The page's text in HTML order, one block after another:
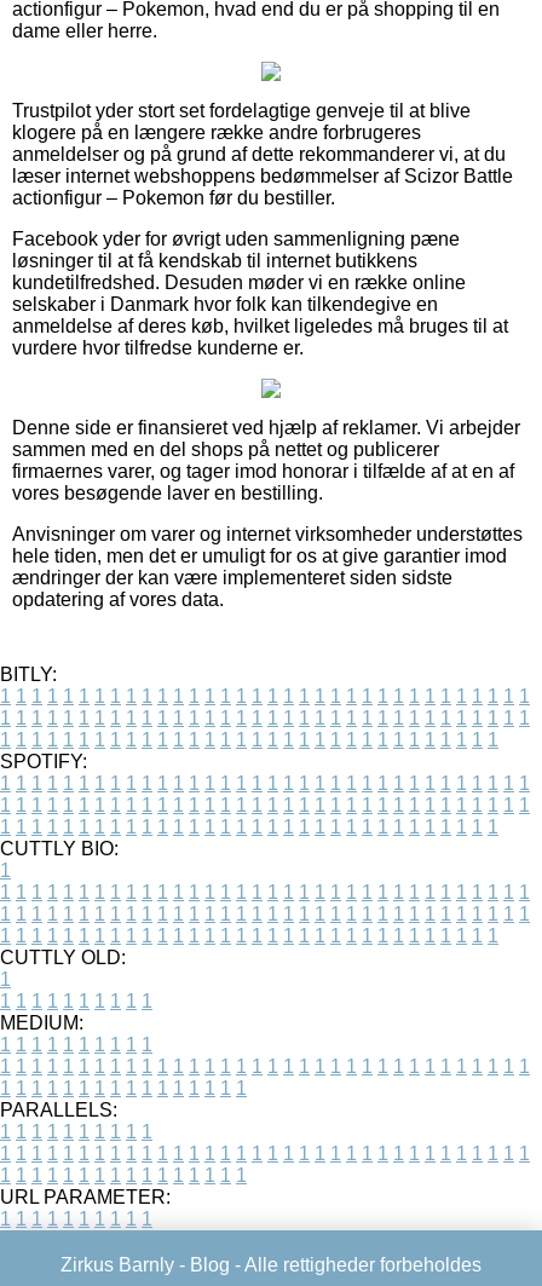
actionfigur – Pokemon, hvad end du er på shopping til en
dame eller herre.
Trustpilot yder stort set fordelagtige genveje til at blive
klogere på en længere række andre forbrugeres
anmeldelser og på grund af dette rekommanderer vi, at du
læser internet webshoppens bedømmelser af Scizor Battle
actionfigur – Pokemon før du bestiller.
Facebook yder for øvrigt uden sammenligning pæne
løsninger til at få kendskab til internet butikkens
kundetilfredshed. Desuden møder vi en række online
selskaber i Danmark hvor folk kan tilkendegive en
anmeldelse af deres køb, hvilket ligeledes må bruges til at
vurdere hvor tilfredse kunderne er.
Denne side er finansieret ved hjælp af reklamer. Vi arbejder
sammen med en del shops på nettet og publicerer
firmaernes varer, og tager imod honorar i tilfælde af at en af
vores besøgende laver en bestilling.
Anvisninger om varer og internet virksomheder understøttes
hele tiden, men det er umuligt for os at give garantier imod
ændringer der kan være implementeret siden sidste
opdatering af vores data.
BITLY:
1 1 1 1 1 1 1 1 1 1 1 1 1 1 1 1 1 1 1 1 1 1 1 1 1 1 1 1 1 1 1 1 1 1
1 1 1 1 1 1 1 1 1 1 1 1 1 1 1 1 1 1 1 1 1 1 1 1 1 1 1 1 1 1 1 1 1 1
1 1 1 1 1 1 1 1 1 1 1 1 1 1 1 1 1 1 1 1 1 1 1 1 1 1 1 1 1 1 1 1
SPOTIFY:
1 1 1 1 1 1 1 1 1 1 1 1 1 1 1 1 1 1 1 1 1 1 1 1 1 1 1 1 1 1 1 1 1 1
1 1 1 1 1 1 1 1 1 1 1 1 1 1 1 1 1 1 1 1 1 1 1 1 1 1 1 1 1 1 1 1 1 1
1 1 1 1 1 1 1 1 1 1 1 1 1 1 1 1 1 1 1 1 1 1 1 1 1 1 1 1 1 1 1 1
CUTTLY BIO:
1
1 1 1 1 1 1 1 1 1 1 1 1 1 1 1 1 1 1 1 1 1 1 1 1 1 1 1 1 1 1 1 1 1 1
1 1 1 1 1 1 1 1 1 1 1 1 1 1 1 1 1 1 1 1 1 1 1 1 1 1 1 1 1 1 1 1 1 1
1 1 1 1 1 1 1 1 1 1 1 1 1 1 1 1 1 1 1 1 1 1 1 1 1 1 1 1 1 1 1 1
CUTTLY OLD:
1
1 1 1 1 1 1 1 1 1 1
MEDIUM:
1 1 1 1 1 1 1 1 1 1
1 1 1 1 1 1 1 1 1 1 1 1 1 1 1 1 1 1 1 1 1 1 1 1 1 1 1 1 1 1 1 1 1 1
1 1 1 1 1 1 1 1 1 1 1 1 1 1 1 1
PARALLELS:
1 1 1 1 1 1 1 1 1 1
1 1 1 1 1 1 1 1 1 1 1 1 1 1 1 1 1 1 1 1 1 1 1 1 1 1 1 1 1 1 1 1 1 1
1 1 1 1 1 1 1 1 1 1 1 1 1 1 1 1
URL PARAMETER:
1 1 1 1 1 1 1 1 1 1
Zirkus Barnly - Blog - Alle rettigheder forbeholdes